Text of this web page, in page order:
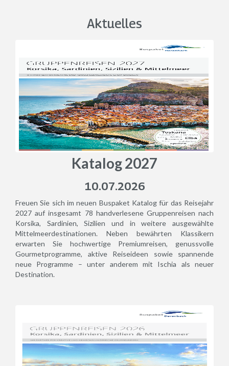
Aktuelles
Katalog 2027
10.07.2026
Freuen Sie sich im neuen Buspaket Katalog für das Reisejahr
2027 auf insgesamt 78 handverlesene Gruppenreisen nach
Korsika, Sardinien, Sizilien und in weitere ausgewählte
Mittelmeerdestinationen. Neben bewährten Klassikern
erwarten Sie hochwertige Premiumreisen, genussvolle
Gourmetprogramme, aktive Reiseideen sowie spannende
neue Programme – unter anderem mit Ischia als neuer
Destination.